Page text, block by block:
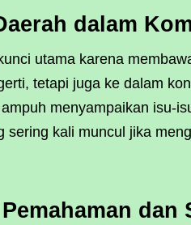
dalam
utama karena
tetapi juga ke dalam
menyampaikan isu-
sering kali muncul jika
dan